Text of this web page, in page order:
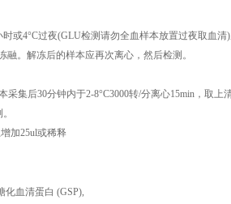
4°C过夜(GLU检测请勿全血样本放置过夜取血清
融。解冻后的样本应再次离心，然后检测。
集后30分钟内于2-8°C3000转/分离心15min，取上
加25ul或稀释
化血清蛋白 (GSP),